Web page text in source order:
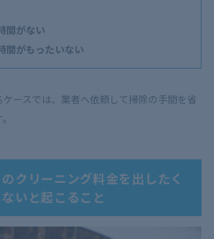
間がない
間がもったいない
ケースでは、業者へ依頼して掃除の手間を省
クリーニング料金を出したく
いと起こること